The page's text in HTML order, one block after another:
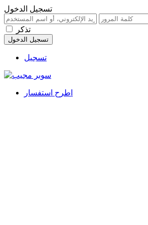
تسجيل الدخول
تذكر
تسجيل
اطرح استفسار